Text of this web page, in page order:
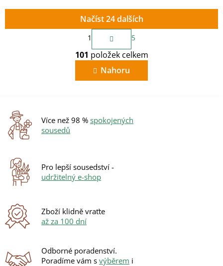
O
v
l
á
í
p
v
Načíst 24 dalších
S
t
r
á
n
k
o
í
1 5
101 položek celkem
Nahoru
Více než 98 % spokojených
sousedů
Pro lepší sousedství -
udržitelný e-shop
Zboží klidně vraťte
až za 100 dní
Odborné poradenství.
Poradíme vám s výběrem i